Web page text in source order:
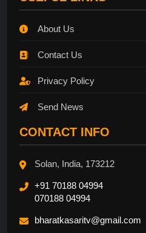
About Us
Contact Us
Privacy Policy
Send News
CONTACT INFO
Solan, India, 173212
+91 70188 04994
070188 04994
bharatkasaritv@gmail.com